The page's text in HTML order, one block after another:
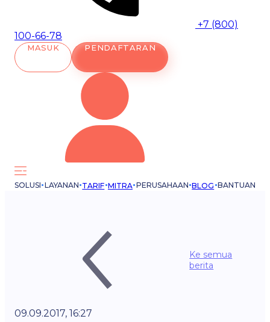
+7 (800)
100-66-78
MASUK PENDAFTARAN
SOLUSI LAYANAN TARIF MITRA PERUSAHAAN BLOG BANTUAN
Ke semua
berita
09.09.2017, 16:27